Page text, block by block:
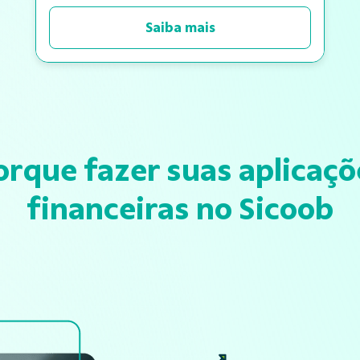
Saiba mais
fazer suas
financeiras no Sicoob